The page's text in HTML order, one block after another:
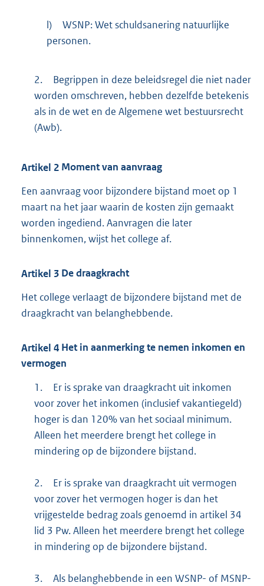
l)
WSNP: Wet schuldsanering natuurlijke
personen.
2.
Begrippen in deze beleidsregel die niet nader
worden omschreven, hebben dezelfde betekenis
als in de wet en de Algemene wet bestuursrecht
(Awb).
Artikel 2 Moment van aanvraag
Een aanvraag voor bijzondere bijstand moet op 1
maart na het jaar waarin de kosten zijn gemaakt
worden ingediend. Aanvragen die later
binnenkomen, wijst het college af.
Artikel 3 De draagkracht
Het college verlaagt de bijzondere bijstand met de
draagkracht van belanghebbende.
Artikel 4 Het in aanmerking te nemen inkomen en
vermogen
1.
Er is sprake van draagkracht uit inkomen
voor zover het inkomen (inclusief vakantiegeld)
hoger is dan 120% van het sociaal minimum.
Alleen het meerdere brengt het college in
mindering op de bijzondere bijstand.
2.
Er is sprake van draagkracht uit vermogen
voor zover het vermogen hoger is dan het
vrijgestelde bedrag zoals genoemd in artikel 34
lid 3 Pw. Alleen het meerdere brengt het college
in mindering op de bijzondere bijstand.
3. Als belanghebbende in een WSNP- of MSNP-